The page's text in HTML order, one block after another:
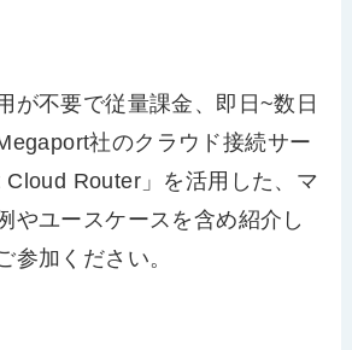
が不要で従量課金、即日~数日
社のクラウド接続サー
Cloud Router」を活用した、マ
やユースケースを含め紹介し
参加ください。